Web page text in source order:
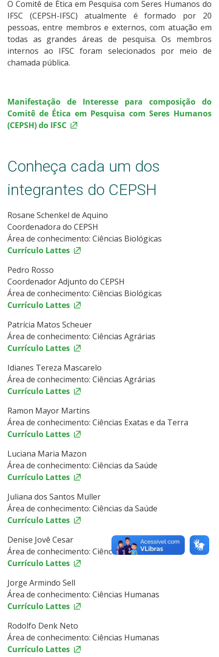
Calendário de reuniões
Legislações
Capacitações
Contato
O Comitê de Ética em Pesquisa com Seres Humanos do
IFSC (CEPSH-IFSC) atualmente é formado por 20
pessoas, entre membros e externos, com atuação em
todas as grandes áreas de pesquisa. Os membros
internos ao IFSC foram selecionados por meio de
chamada pública.
Manifestação de Interesse para composição do
Comitê de Ética em Pesquisa com Seres Humanos
(CEPSH) do IFSC
Conheça cada um dos
integrantes do CEPSH
Rosane Schenkel de Aquino
Coordenadora do CEPSH
Área de conhecimento: Ciências Biológicas
Currículo Lattes
Pedro Rosso
Coordenador Adjunto do CEPSH
Área de conhecimento: Ciências Biológicas
Currículo Lattes
Patrícia Matos Scheuer
Área de conhecimento: Ciências Agrárias
Currículo Lattes
Idianes Tereza Mascarelo
Área de conhecimento: Ciências Agrárias
Currículo Lattes
Ramon Mayor Martins
Área de conhecimento: Ciências Exatas e da Terra
Currículo Lattes
Luciana Maria Mazon
Área de conhecimento: Ciências da Saúde
Currículo Lattes
Juliana dos Santos Muller
Área de conhecimento: Ciências da Saúde
Currículo Lattes
Denise Jovê Cesar
Área de conhecimento: Ciências da Saúde
Currículo Lattes
Jorge Armindo Sell
Área de conhecimento: Ciências Humanas
Currículo Lattes
Rodolfo Denk Neto
Área de conhecimento: Ciências Humanas
Currículo Lattes